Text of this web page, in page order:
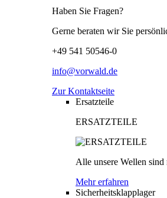
Haben Sie Fragen?
Gerne beraten wir Sie
+49 541 50546-0
info@vorwald.de
Zur Kontaktseite
Ersatzteile
ERSATZTEILE
Alle unsere Wellen sind
Mehr erfahren
Sicherheitsklapplager